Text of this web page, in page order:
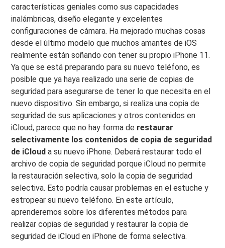
características geniales como sus capacidades
inalámbricas, diseño elegante y excelentes
configuraciones de cámara. Ha mejorado muchas cosas
desde el último modelo que muchos amantes de iOS
realmente están soñando con tener su propio iPhone 11.
Ya que se está preparando para su nuevo teléfono, es
posible que ya haya realizado una serie de copias de
seguridad para asegurarse de tener lo que necesita en el
nuevo dispositivo. Sin embargo, si realiza una copia de
seguridad de sus aplicaciones y otros contenidos en
iCloud, parece que no hay forma de restaurar
selectivamente los contenidos de copia de seguridad
de iCloud a su nuevo iPhone. Deberá restaurar todo el
archivo de copia de seguridad porque iCloud no permite
la restauración selectiva, solo la copia de seguridad
selectiva. Esto podría causar problemas en el estuche y
estropear su nuevo teléfono. En este artículo,
aprenderemos sobre los diferentes métodos para
realizar copias de seguridad y restaurar la copia de
seguridad de iCloud en iPhone de forma selectiva.